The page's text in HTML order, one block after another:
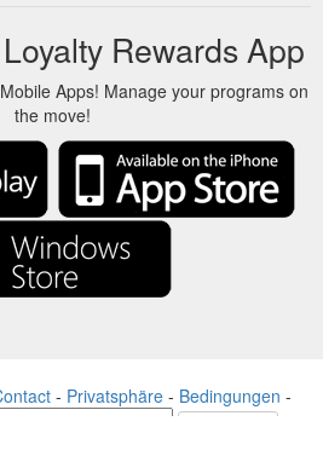
Rewards App
Apps! Manage your programs on
the move!
- Privatsphäre - Bedingungen -